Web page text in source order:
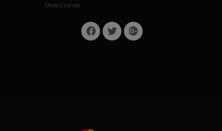
Direcciones